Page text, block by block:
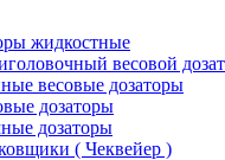
жидкостные
весовой
весовые дозаторы
дозаторы
дозаторы
( Чеквейер )